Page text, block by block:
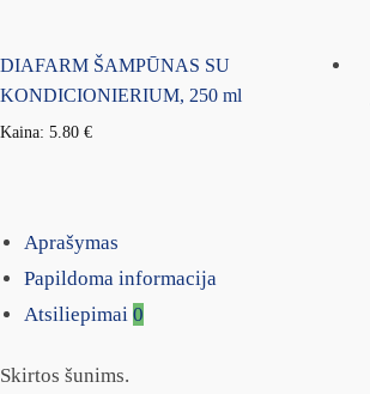
DIAFARM ŠAMPŪNAS SU
KONDICIONIERIUM, 250 ml
Kaina: 5.80 €
Aprašymas
Papildoma informacija
Atsiliepimai 0
Skirtos šunims.